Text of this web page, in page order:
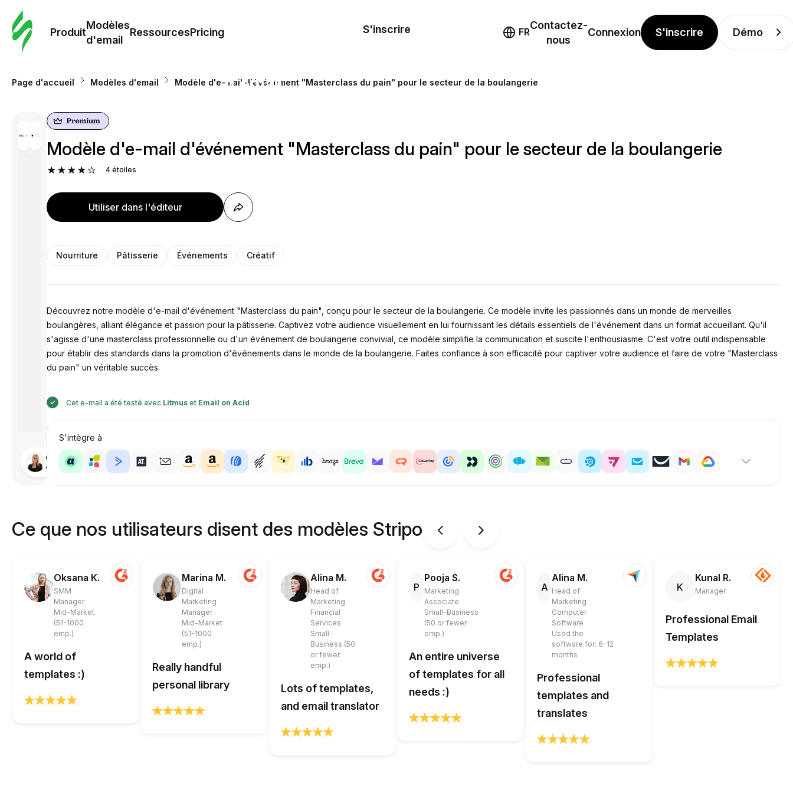
Produit
Modèles
d'email
RessourcesPricing
d'email
Pricing
S'inscrire FR
Contactez-
nous
Connexion S'inscrire Démo
Page d'accueil Modèles d'email Modèle d'e-mail d'événement "Masterclass du pain" pour le secteur de la boulangerie
Conçu par
Anastasiia
Modèle d'e-mail d'événement "Masterclass du pain" pour le secteur de la boulangerie
4 étoiles
Utiliser dans l'éditeur
Nourriture Pâtisserie Événements Créatif
Découvrez notre modèle d'e-mail d'événement "Masterclass du pain", conçu pour le secteur de la boulangerie. Ce modèle invite les passionnés dans un monde de merveilles
boulangères, alliant élégance et passion pour la pâtisserie. Captivez votre audience visuellement en lui fournissant les détails essentiels de l'événement dans un format accueillant. Qu'il
s'agisse d'une masterclass professionnelle ou d'un événement de boulangerie convivial, ce modèle simplifie la communication et suscite l'enthousiasme. C'est votre outil indispensable
pour établir des standards dans la promotion d'événements dans le monde de la boulangerie. Faites confiance à son efficacité pour captiver votre audience et faire de votre "Masterclass
du pain" un véritable succès.
Cet e-mail a été testé avec Litmus et Email on Acid
S'intègre à
Ce que nos utilisateurs disent des modèles Stripo
Oksana K.
SMM
Manager
Mid-Market
(51-1000
emp.)
A world of
templates :)
Marina M.
Digital
Marketing
Manager
Mid-Market
(51-1000
emp.)
Really handful
personal library
Alina M.
Head of
Marketing
Financial
Services
Small-
Business (50
or fewer
emp.)
Lots of templates,
and email translator
P
Pooja S.
Marketing
Associate
Small-Business
(50 or fewer
emp.)
An entire universe
of templates for all
needs :)
A
Alina M.
Head of
Marketing
Computer
Software
Used the
software for: 6-12
months
Professional
templates and
translates
K
Kunal R.
Manager
Professional Email
Templates